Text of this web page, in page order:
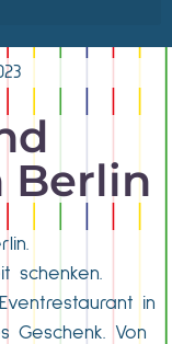
Berlin
schenken.
in
Geschenk. Von